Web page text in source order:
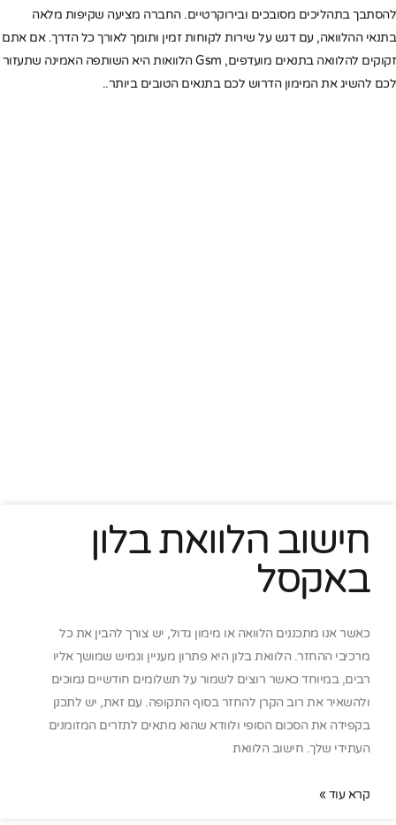
להסתבך בתהליכים מסובכים ובירוקרטיים. החברה מציעה שקיפות מלאה
בתנאי ההלוואה, עם דגש על שירות לקוחות זמין ותומך לאורך כל הדרך. אם אתם
זקוקים להלוואה בתנאים מועדפים, Gsm הלוואות היא השותפה האמינה שתעזור
לכם להשיג את המימון הדרוש לכם בתנאים הטובים ביותר..
חישוב הלוואת בלון
באקסל
כאשר אנו מתכננים הלוואה או מימון גדול, יש צורך להבין את כל
מרכיבי ההחזר. הלוואת בלון היא פתרון מעניין וגמיש שמושך אליו
רבים, במיוחד כאשר רוצים לשמור על תשלומים חודשיים נמוכים
ולהשאיר את רוב הקרן להחזר בסוף התקופה. עם זאת, יש לתכנן
בקפידה את הסכום הסופי ולוודא שהוא מתאים לתזרים המזומנים
העתידי שלך. חישוב הלוואת
קרא עוד »